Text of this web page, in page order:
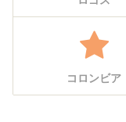
コロンビア